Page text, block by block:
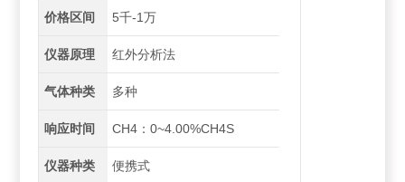
价格区间 5千-1万
仪器原理 红外分析法
气体种类 多种
响应时间 CH4：0~4.00%CH4S
仪器种类 便携式